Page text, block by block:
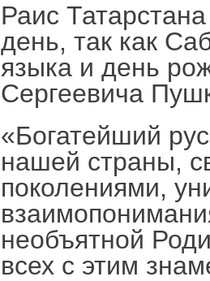
Раис
день, так как
языка и день
Сергеевича
«Богатейший
нашей страны,
поколениями,
необъятной
всех с этим